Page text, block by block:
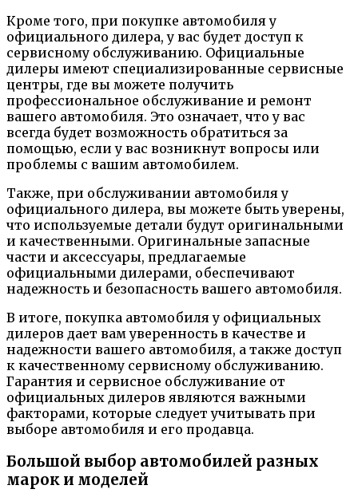
Кроме того, при покупке автомобиля у
официального дилера, у вас будет доступ к
сервисному обслуживанию. Официальные
дилеры имеют специализированные сервисные
центры, где вы можете получить
профессиональное обслуживание и ремонт
вашего автомобиля. Это означает, что у вас
всегда будет возможность обратиться за
помощью, если у вас возникнут вопросы или
проблемы с вашим автомобилем.
Также, при обслуживании автомобиля у
официального дилера, вы можете быть уверены,
что используемые детали будут оригинальными
и качественными. Оригинальные запасные
части и аксессуары, предлагаемые
официальными дилерами, обеспечивают
надежность и безопасность вашего автомобиля.
В итоге, покупка автомобиля у официальных
дилеров дает вам уверенность в качестве и
надежности вашего автомобиля, а также доступ
к качественному сервисному обслуживанию.
Гарантия и сервисное обслуживание от
официальных дилеров являются важными
факторами, которые следует учитывать при
выборе автомобиля и его продавца.
Большой выбор автомобилей разных
марок и моделей